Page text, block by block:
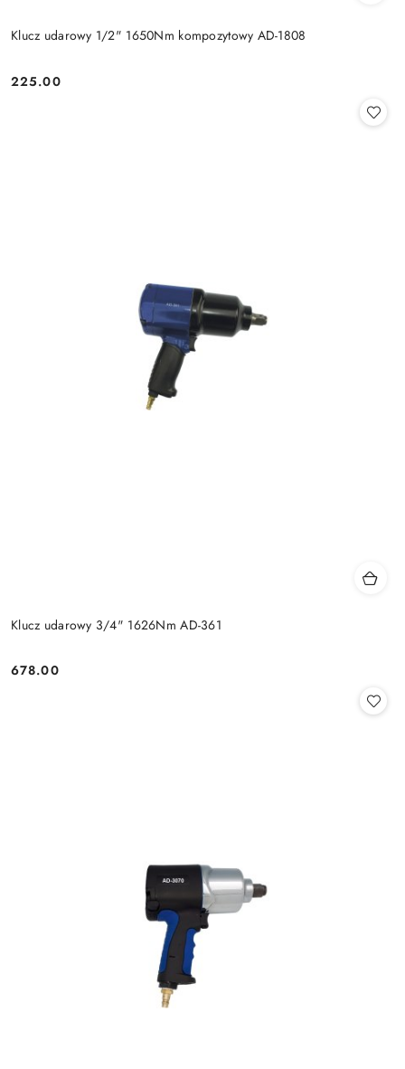
Klucz udarowy 1/2" 1650Nm kompozytowy AD-1808
Cena:
225.00
Klucz udarowy 3/4" 1626Nm AD-361
Cena:
678.00